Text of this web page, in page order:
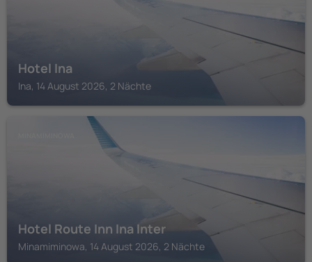
Hotel Ina
Ina, 14 August 2026, 2 Nächte
Hotel Route Inn Ina Inter
Minamiminowa, 14 August 2026, 2 Nächte